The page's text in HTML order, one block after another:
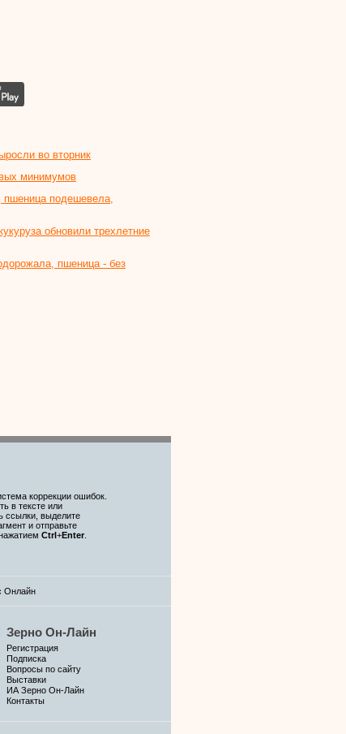
во вторник
минимумов
пшеница подешевела,
обновили трехлетние
пшеница - без
коррекции ошибок.
в тексте или
ссылки, выделите
и отправьте
Ctrl+Enter
Онлайн
Зерно Он-Лайн
Регистрация
Подписка
Вопросы по сайту
Выставки
ИА Зерно Он-Лайн
Контакты